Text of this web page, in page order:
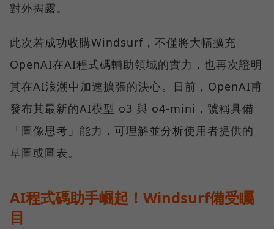
對外揭露。
此次若成功收購Windsurf，不僅將大幅擴充
OpenAI在AI程式碼輔助領域的實力，也再次證明
其在AI浪潮中加速擴張的決心。日前，OpenAI甫
發布其最新的AI模型 o3 與 o4-mini，號稱具備
「圖像思考」能力，可理解並分析使用者提供的
草圖或圖表。
AI程式碼助手崛起！Windsurf備受矚
目